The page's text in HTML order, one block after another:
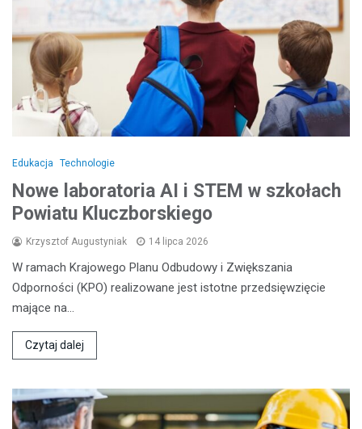
Edukacja Technologie
Nowe laboratoria AI i STEM w szkołach
Powiatu Kluczborskiego
Krzysztof Augustyniak 14 lipca 2026
W ramach Krajowego Planu Odbudowy i Zwiększania
Odporności (KPO) realizowane jest istotne przedsięwzięcie
mające na…
Czytaj dalej